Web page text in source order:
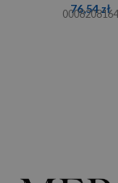
76,54zł
0008208164